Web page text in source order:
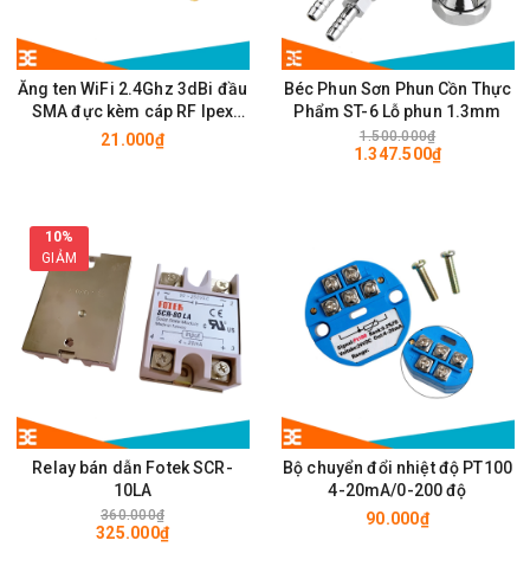
Ăng ten WiFi 2.4Ghz 3dBi đầu
SMA đực kèm cáp RF Ipex
10cm
21.000₫
Béc Phun Sơn Phun Cồn Thực
Phẩm ST-6 Lỗ phun 1.3mm
1.500.000₫
1.347.500₫
10%
GIẢM
Relay bán dẫn Fotek SCR-
10LA
360.000₫
325.000₫
Bộ chuyển đổi nhiệt độ PT100
4-20mA/0-200 độ
90.000₫